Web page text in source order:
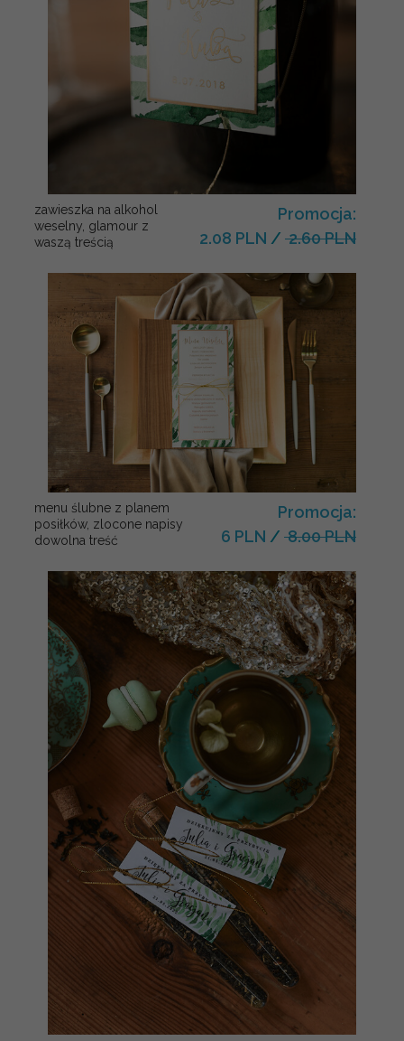
zawieszka na alkohol
weselny, glamour z
waszą treścią
Promocja:
2.08 PLN / 2.60 PLN
menu ślubne z planem
posiłków, zlocone napisy
dowolna treść
Promocja:
6 PLN / 8.00 PLN